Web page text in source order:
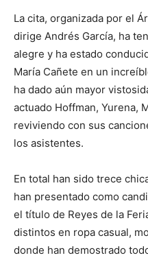
La cita, organizada por el
dirige Andrés García, ha
alegre y ha estado
María Cañete en un
ha dado aún mayor
actuado Hoffman, Yurena,
reviviendo con sus
los asistentes.
En total han sido trece
han presentado como
el título de Reyes de la
distintos en ropa casual,
donde han demostrado